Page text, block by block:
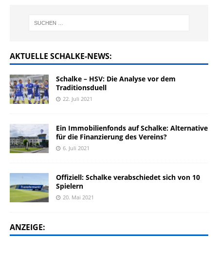
AKTUELLE SCHALKE-NEWS:
Schalke – HSV: Die Analyse vor dem
Traditionsduell
22. Juli 2021
Ein Immobilienfonds auf Schalke: Alternative
für die Finanzierung des Vereins?
6. Juli 2021
Offiziell: Schalke verabschiedet sich von 10
Spielern
20. Mai 2021
ANZEIGE: